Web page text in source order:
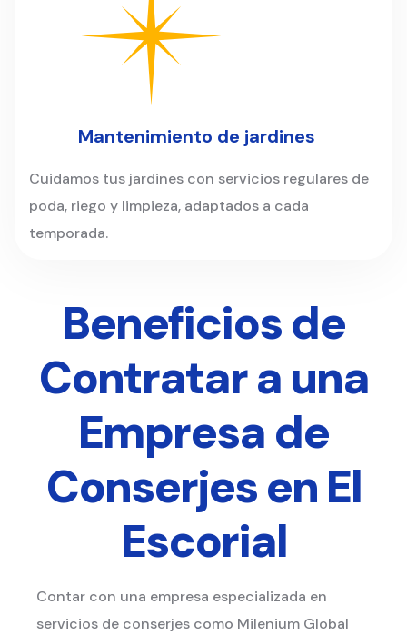
Mantenimiento de jardines
Cuidamos tus jardines con servicios regulares de
poda, riego y limpieza, adaptados a cada
temporada.
Beneficios de
Contratar a una
Empresa de
Conserjes en El
Escorial
Contar con una empresa especializada en
servicios de conserjes como Milenium Global